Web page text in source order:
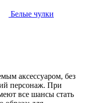
Белые чулки
аксессуаром, без
персонаж. При
все шансы стать